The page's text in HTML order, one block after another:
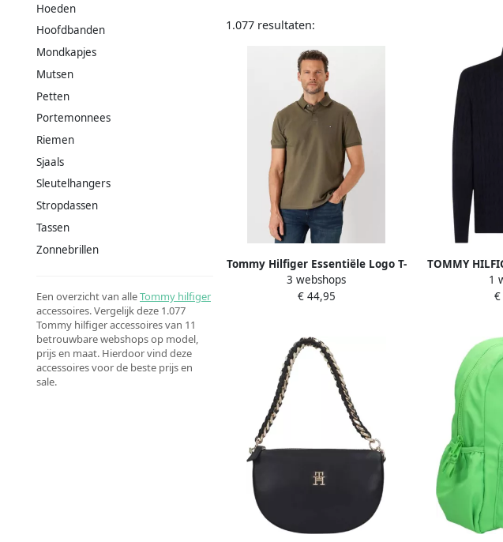
Hoeden
Hoofdbanden
Mondkapjes
Mutsen
Petten
Portemonnees
Riemen
Sjaals
Sleutelhangers
Stropdassen
Tassen
Zonnebrillen
Een overzicht van alleTommy hilfiger
accessoires. Vergelijk deze 1.077
Tommy hilfiger accessoires van 11
betrouwbare webshops op model,
prijs en maat. Hierdoor vind deze
accessoires voor de beste prijs en
sale.
1.077 resultaten:
Tommy Hilfiger Essentiële Logo T-
shirt Casual veelzijdige look
White
3 webshops
€ 44,95
TOMMY
Vesten
Mock
1
€